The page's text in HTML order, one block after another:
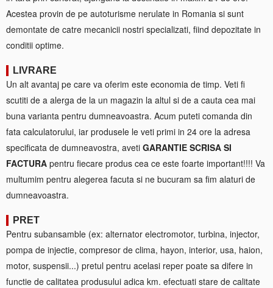
Acestea provin de pe autoturisme nerulate in Romania si sunt
demontate de catre mecanicii nostri specializati, fiind depozitate in
conditii optime.
LIVRARE
Un alt avantaj pe care va oferim este economia de timp. Veti fi
scutiti de a alerga de la un magazin la altul si de a cauta cea mai
buna varianta pentru dumneavoastra. Acum puteti comanda din
fata calculatorului, iar produsele le veti primi in 24 ore la adresa
specificata de dumneavostra, aveti GARANTIE SCRISA SI
FACTURA pentru fiecare produs cea ce este foarte important!!!! Va
multumim pentru alegerea facuta si ne bucuram sa fim alaturi de
dumneavoastra.
PRET
Pentru subansamble (ex: alternator electromotor, turbina, injector,
pompa de injectie, compresor de clima, hayon, interior, usa, haion,
motor, suspensii...) pretul pentru acelasi reper poate sa difere in
functie de calitatea produsului adica km. efectuati stare de calitate